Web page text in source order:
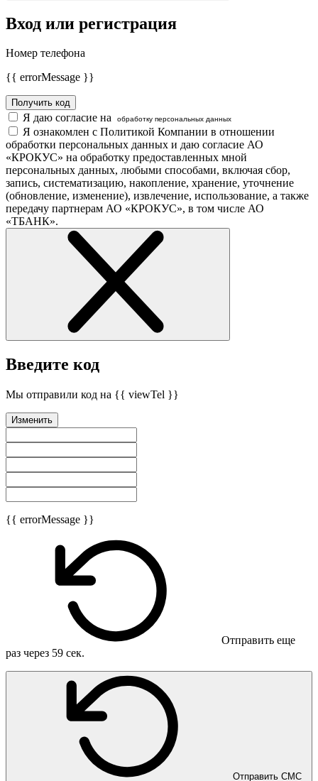
Вход или регистрация
Номер телефона
{{ errorMessage }}
Получить код
Я даю согласие на обработку персональных данных
Я ознакомлен с Политикой Компании в отношении
обработки персональных данных и даю согласие АО
«КРОКУС» на обработку предоставленных мной
персональных данных, любыми способами, включая сбор,
запись, систематизацию, накопление, хранение, уточнение
(обновление, изменение), извлечение, использование, а также
передачу партнерам АО «КРОКУС», в том числе АО
«ТБАНК».
Введите код
Мы отправили код на {{ viewTel }}
Изменить
{{ errorMessage }}
Отправить еще
раз через 59 сек.